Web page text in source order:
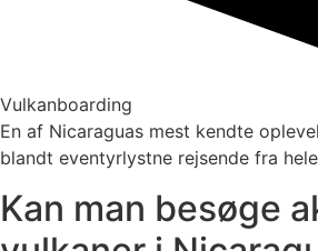
Vulkanboarding
En af Nicaraguas mest kendte
blandt eventyrlystne rejsende fra
Kan man besøge